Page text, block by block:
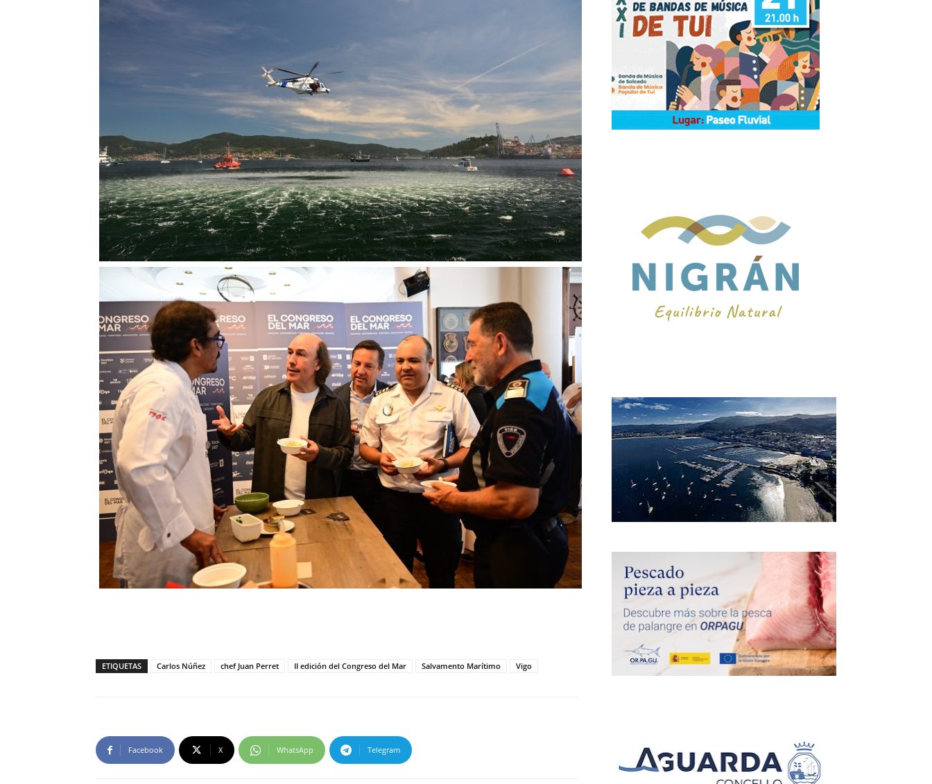
ETIQUETAS Carlos Núñez chef Juan Perret II edición del Congreso del Mar Salvamento Marítimo Vigo
Facebook X WhatsApp Telegram